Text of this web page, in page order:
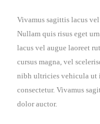
Vivamus sagittis lacus
Nullam quis risus eget
lacus vel augue laoreet
cursus magna, vel
nibh ultricies vehicula ut
consectetur. Vivamus
dolor auctor.